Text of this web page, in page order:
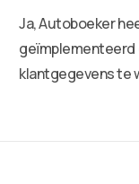
Ja, Autoboeker
geïmplementeerd
klantgegevens te